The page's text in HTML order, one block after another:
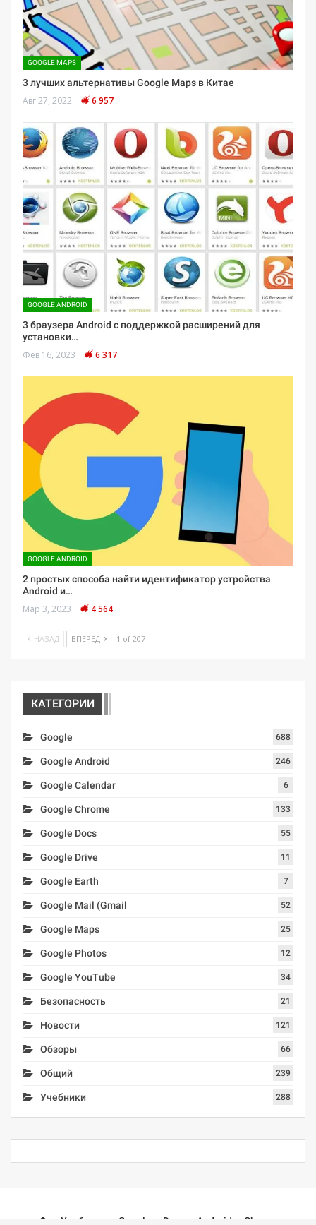
GOOGLE MAPS
3 лучших альтернативы Google Maps в Китае
Авг 27, 2022 6 957
GOOGLE ANDROID
3 браузера Android с поддержкой расширений для
установки…
Фев 16, 2023 6 317
GOOGLE ANDROID
2 простых способа найти идентификатор устройства
Android и…
Мар 3, 2023 4 564
НАЗАД ВПЕРЕД 1 of 207
КАТЕГОРИИ
Google 688
Google Android 246
Google Calendar 6
Google Chrome 133
Google Docs 55
Google Drive 11
Google Earth 7
Google Mail (Gmail 52
Google Maps 25
Google Photos 12
Google YouTube 34
Безопасность 21
Новости 121
Обзоры 66
Общий 239
Учебники 288
Учебники Google Docs Android Chrome